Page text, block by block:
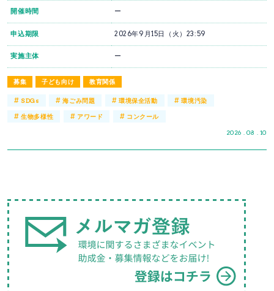
募集 子ども向け 教育関係
2026 . 08 . 10
開催時間 ー
申込期限 2026年9月15日（火）23:59
実施主体 ー
#SDGs #海ごみ問題 #環境保全活動 #環境汚染
#生物多様性 # アワード # コンクール